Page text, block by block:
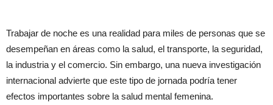
Trabajar de noche es una realidad para miles de personas que se
desempeñan en áreas como la salud, el transporte, la seguridad,
la industria y el comercio. Sin embargo, una nueva investigación
internacional advierte que este tipo de jornada podría tener
efectos importantes sobre la salud mental femenina.